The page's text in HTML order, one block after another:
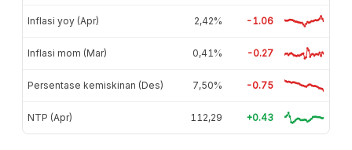
Inflasi yoy (Apr) 2,42% -1.06
Inflasi mom (Mar) 0,41% -0.27
Persentase kemiskinan (Des) 7,50% -0.75
NTP (Apr) 112,29 +0.43